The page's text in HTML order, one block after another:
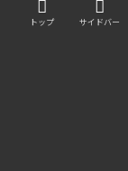
トップ サイドバー